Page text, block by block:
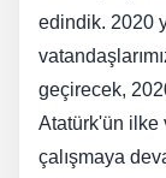
edindik. 2020
geçirecek,
Atatürk'ün ilke
çalışmaya